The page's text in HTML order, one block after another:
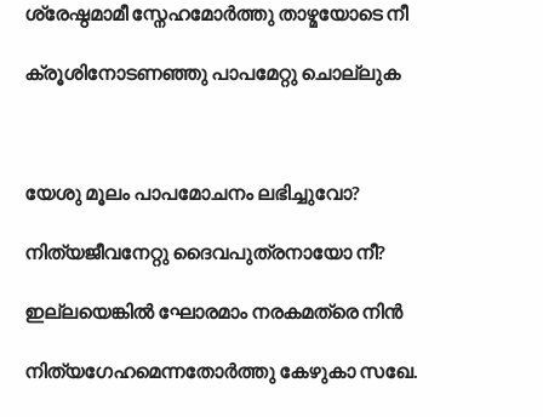
ശ്രേഷ്ഠമാമീ സ്നേഹമോർത്തു താഴ്മയോടെ നീ
ക്രൂശിനോടണഞ്ഞു പാപമേറ്റു ചൊല്ലുക
യേശു മൂലം പാപമോചനം ലഭിച്ചുവോ?
നിത്യജീവനേറ്റു ദൈവപുത്രനായോ നീ?
ഇല്ലയെങ്കിൽ ഘോരമാം നരകമത്രെ നിൻ
നിത്യഗേഹമെന്നതോർത്തു കേഴുകാ സഖേ.